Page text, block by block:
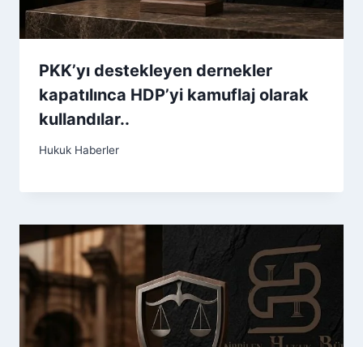
PKK’yı destekleyen dernekler
kapatılınca HDP’yi kamuflaj olarak
kullandılar..
Hukuk Haberler